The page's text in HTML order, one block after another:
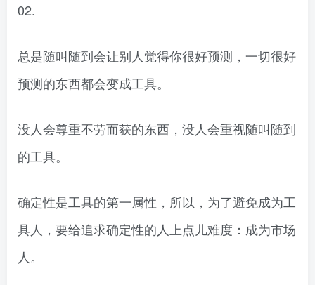
02.
总是随叫随到会让别人觉得你很好预测，一切很好
预测的东西都会变成工具。
没人会尊重不劳而获的东西，没人会重视随叫随到
的工具。
确定性是工具的第一属性，所以，为了避免成为工
具人，要给追求确定性的人上点儿难度：成为市场
人。